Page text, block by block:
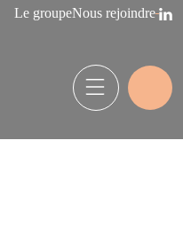
Le groupeNous rejoindre